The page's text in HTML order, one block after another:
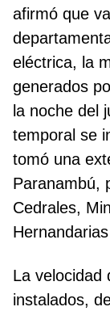
afirmó que
eléctrica, la
generados
la noche del
temporal se
tomó una
Paranambú,
Cedrales,
La velocidad
instalados,